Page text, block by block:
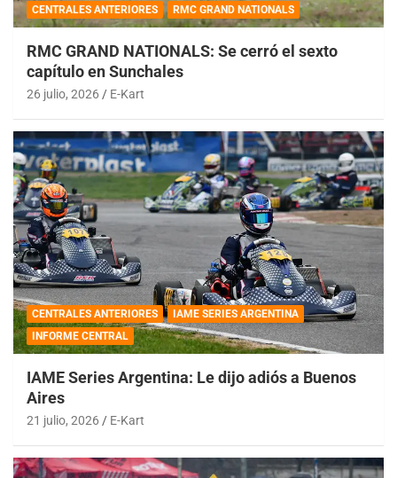
CENTRALES ANTERIORES RMC GRAND NATIONALS
RMC GRAND NATIONALS: Se cerró el sexto
capítulo en Sunchales
26 julio, 2026 E-Kart
CENTRALES ANTERIORES
IAME SERIES ARGENTINA
INFORME CENTRAL
IAME Series Argentina: Le dijo adiós a Buenos
Aires
21 julio, 2026 E-Kart